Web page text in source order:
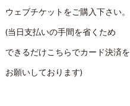
ウェブチケットをご購入下さい。
(当日支払いの手間を省くため
できるだけこちらでカード決済を
お願いしております)